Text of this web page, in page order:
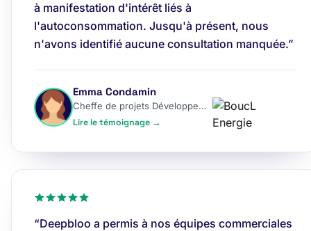
à manifestation d'intérêt liés à
l'autoconsommation. Jusqu'à présent, nous
n'avons identifié aucune consultation manquée.”
Emma Condamin
Cheffe de projets Développement
Lire le témoignage →
“Deepbloo a permis à nos équipes commerciales